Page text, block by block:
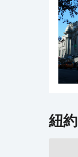
紐約